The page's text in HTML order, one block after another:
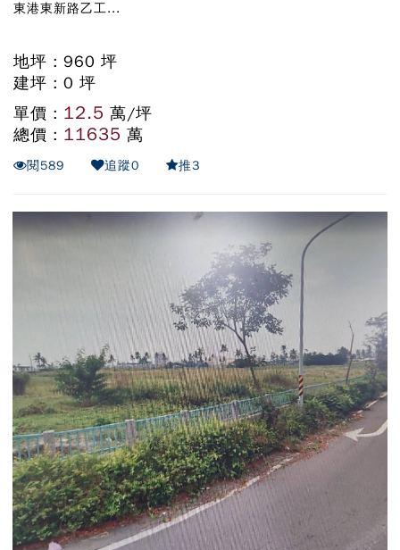
東港東新路乙工...
地坪 : 960 坪
建坪 : 0 坪
單價 : 12.5 萬/坪
總價 : 11635 萬
閱589 追蹤0 推3